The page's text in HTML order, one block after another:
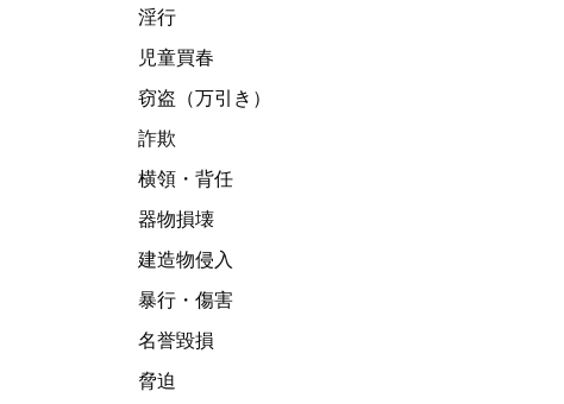
淫行
児童買春
窃盗（万引き）
詐欺
横領・背任
器物損壊
建造物侵入
暴行・傷害
名誉毀損
脅迫